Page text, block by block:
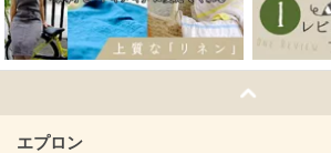
エプロン